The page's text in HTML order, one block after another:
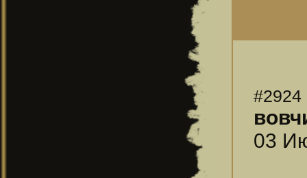
#2924
03